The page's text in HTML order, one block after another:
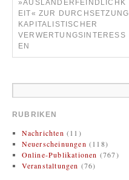
»AUSLÄNDERFEINDLICHK
EIT« ZUR DURCHSETZUNG
KAPITALISTISCHER
VERWERTUNGSINTERESS
EN
RUBRIKEN
Nachrichten (11)
Neuerscheinungen (118)
Online-Publikationen (767)
Veranstaltungen (76)